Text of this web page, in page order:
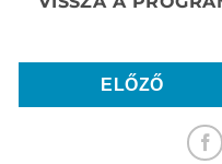
ELŐZŐ